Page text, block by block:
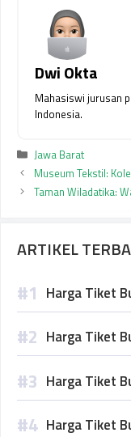
Dwi Okta
Mahasiswi jurusan
Indonesia.
Kategori
Jawa Barat
Museum Tekstil:
Taman Wiladatika:
ARTIKEL
Harga Tiket
Harga Tiket
Harga Tiket
Harga Tiket